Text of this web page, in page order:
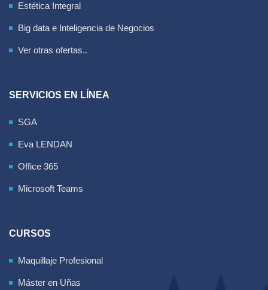
Estética Integral
Big data e Inteligencia de Negocios
Ver otras ofertas..
SERVICIOS EN LÍNEA
SGA
Eva LENDAN
Office 365
Microsoft Teams
CURSOS
Maquillaje Profesional
Máster en Uñas